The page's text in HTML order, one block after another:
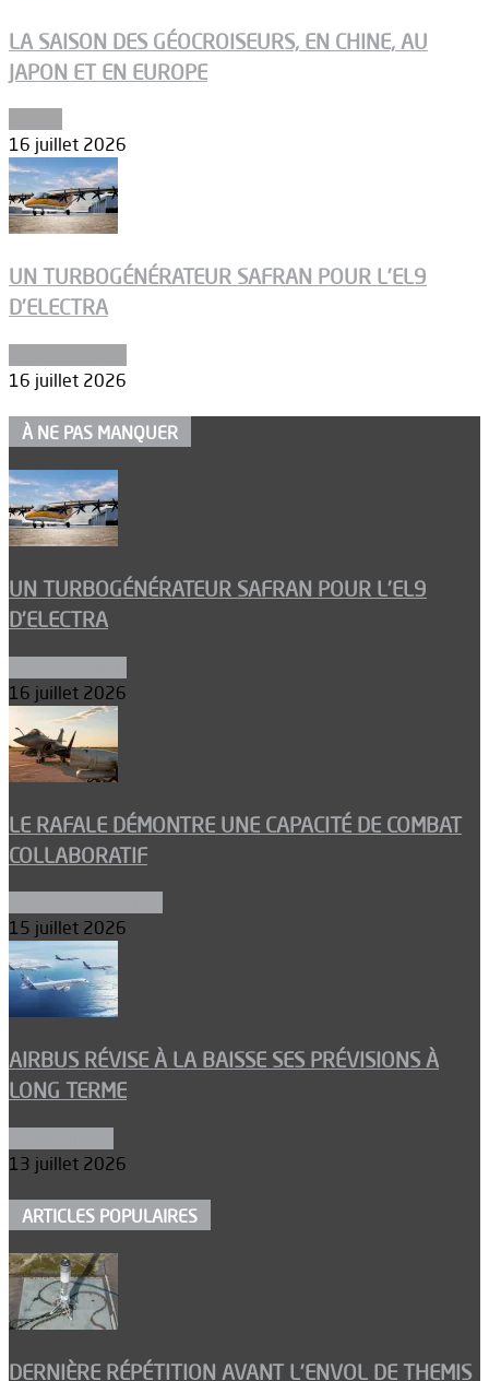
LA SAISON DES GÉOCROISEURS, EN CHINE, AU
JAPON ET EN EUROPE
16 juillet 2026
UN TURBOGÉNÉRATEUR SAFRAN POUR L’EL9
D’ELECTRA
16 juillet 2026
À NE PAS MANQUER
UN TURBOGÉNÉRATEUR SAFRAN POUR L’EL9
D’ELECTRA
16 juillet 2026
LE RAFALE DÉMONTRE UNE CAPACITÉ DE COMBAT
COLLABORATIF
15 juillet 2026
AIRBUS RÉVISE À LA BAISSE SES PRÉVISIONS À
LONG TERME
13 juillet 2026
ARTICLES POPULAIRES
DERNIÈRE RÉPÉTITION AVANT L’ENVOL DE THEMIS